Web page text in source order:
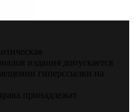
издания допускается
гиперссылки на
принадлежат